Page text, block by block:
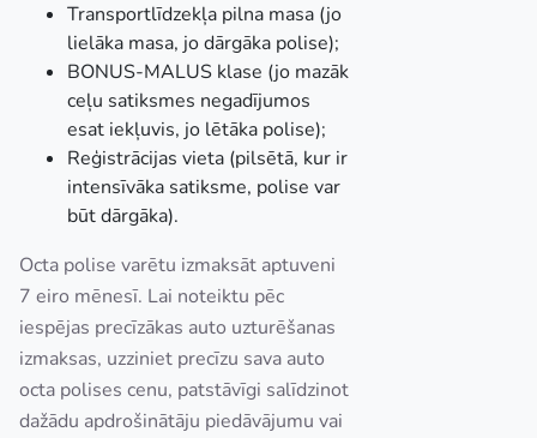
Transportlīdzekļa pilna masa (jo
lielāka masa, jo dārgāka polise);
BONUS-MALUS klase (jo mazāk
ceļu satiksmes negadījumos
esat iekļuvis, jo lētāka polise);
Reģistrācijas vieta (pilsētā, kur ir
intensīvāka satiksme, polise var
būt dārgāka).
Octa polise varētu izmaksāt aptuveni
7 eiro mēnesī. Lai noteiktu pēc
iespējas precīzākas auto uzturēšanas
izmaksas, uzziniet precīzu sava auto
octa polises cenu, patstāvīgi salīdzinot
dažādu apdrošinātāju piedāvājumu vai